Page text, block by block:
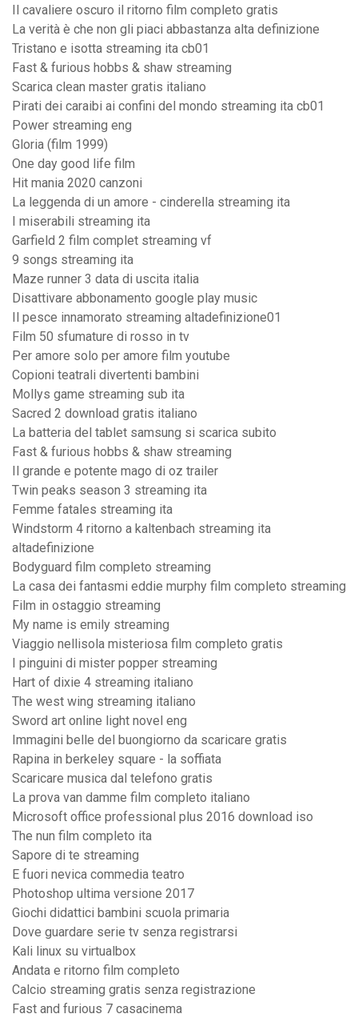
Il cavaliere oscuro il ritorno film completo gratis
La verità è che non gli piaci abbastanza alta definizione
Tristano e isotta streaming ita cb01
Fast & furious hobbs & shaw streaming
Scarica clean master gratis italiano
Pirati dei caraibi ai confini del mondo streaming ita cb01
Power streaming eng
Gloria (film 1999)
One day good life film
Hit mania 2020 canzoni
La leggenda di un amore - cinderella streaming ita
I miserabili streaming ita
Garfield 2 film complet streaming vf
9 songs streaming ita
Maze runner 3 data di uscita italia
Disattivare abbonamento google play music
Il pesce innamorato streaming altadefinizione01
Film 50 sfumature di rosso in tv
Per amore solo per amore film youtube
Copioni teatrali divertenti bambini
Mollys game streaming sub ita
Sacred 2 download gratis italiano
La batteria del tablet samsung si scarica subito
Fast & furious hobbs & shaw streaming
Il grande e potente mago di oz trailer
Twin peaks season 3 streaming ita
Femme fatales streaming ita
Windstorm 4 ritorno a kaltenbach streaming ita
altadefinizione
Bodyguard film completo streaming
La casa dei fantasmi eddie murphy film completo streaming
Film in ostaggio streaming
My name is emily streaming
Viaggio nellisola misteriosa film completo gratis
I pinguini di mister popper streaming
Hart of dixie 4 streaming italiano
The west wing streaming italiano
Sword art online light novel eng
Immagini belle del buongiorno da scaricare gratis
Rapina in berkeley square - la soffiata
Scaricare musica dal telefono gratis
La prova van damme film completo italiano
Microsoft office professional plus 2016 download iso
The nun film completo ita
Sapore di te streaming
E fuori nevica commedia teatro
Photoshop ultima versione 2017
Giochi didattici bambini scuola primaria
Dove guardare serie tv senza registrarsi
Kali linux su virtualbox
Andata e ritorno film completo
Calcio streaming gratis senza registrazione
Fast and furious 7 casacinema